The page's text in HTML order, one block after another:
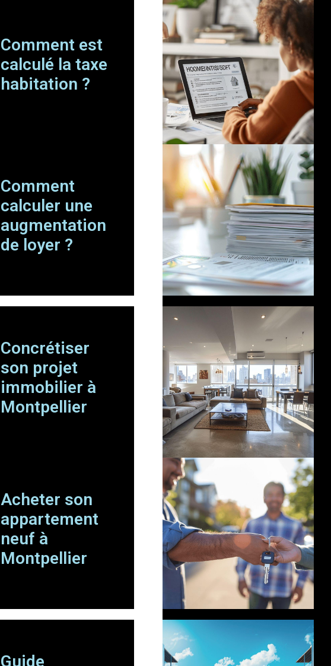
Comment est
calculé la taxe
habitation ?
Comment
calculer une
augmentation
de loyer ?
Concrétiser
son projet
immobilier à
Montpellier
Acheter son
appartement
neuf à
Montpellier
Guide